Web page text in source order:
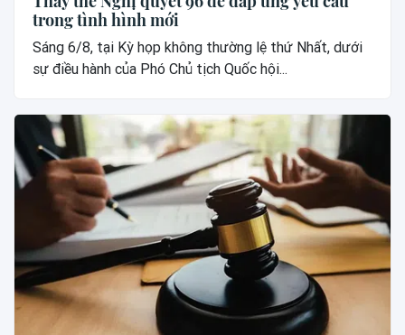
trong tình hình mới
Sáng 6/8, tại Kỳ họp không thường lệ thứ Nhất, dưới
sự điều hành của Phó Chủ tịch Quốc hội...